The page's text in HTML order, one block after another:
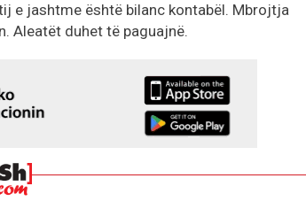
e jashtme është bilanc kontabël. Mbrojtja
Aleatët duhet të paguajnë.